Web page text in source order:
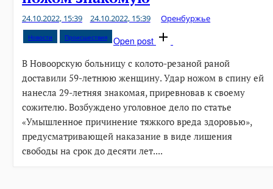
24.10.2022, 15:39 24.10.2022, 15:39 Оренбуржье
Новости Происшествия
Open post
В Новоорскую больницу с колото-резаной раной
доставили 59-летнюю женщину. Удар ножом в спину ей
нанесла 29-летняя знакомая, приревновав к своему
сожителю. Возбуждено уголовное дело по статье
«Умышленное причинение тяжкого вреда здоровью»,
предусматривающей наказание в виде лишения
свободы на срок до десяти лет....